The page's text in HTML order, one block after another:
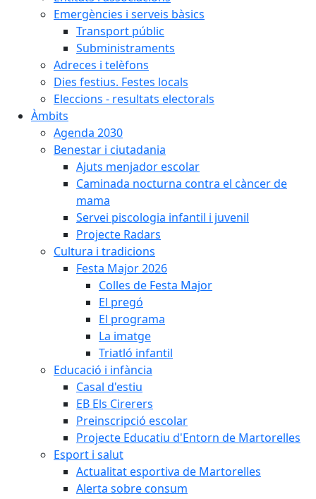
Emergències i serveis bàsics
Transport públic
Subministraments
Adreces i telèfons
Dies festius. Festes locals
Eleccions - resultats electorals
Àmbits
Agenda 2030
Benestar i ciutadania
Ajuts menjador escolar
Caminada nocturna contra el càncer de
mama
Servei piscologia infantil i juvenil
Projecte Radars
Cultura i tradicions
Festa Major 2026
Colles de Festa Major
El pregó
El programa
La imatge
Triatló infantil
Educació i infància
Casal d'estiu
EB Els Cirerers
Preinscripció escolar
Projecte Educatiu d'Entorn de Martorelles
Esport i salut
Actualitat esportiva de Martorelles
Alerta sobre consum